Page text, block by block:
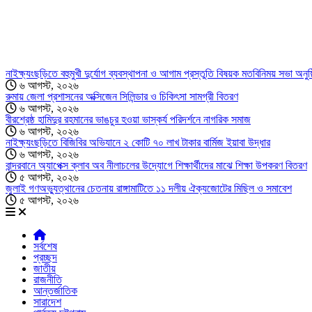
নাইক্ষ্যংছড়িতে বহুমুখী দুর্যোগ ব্যবস্থাপনা ও আগাম প্রস্তুতি বিষয়ক মতবিনিময় সভা
৬ আগস্ট, ২০২৬
রুমায় জেলা প্রশাসনের অক্সিজেন সিলিন্ডার ও চিকিৎসা সামগ্রী বিতরণ
৬ আগস্ট, ২০২৬
বীরশ্রেষ্ঠ হামিদুর রহমানের ভাঙচুর হওয়া ভাস্কর্য পরিদর্শনে নাগরিক সমাজ
৬ আগস্ট, ২০২৬
নাইক্ষ্যংছড়িতে বিজিবির অভিযানে ২ কোটি ৭০ লাখ টাকার বার্মিজ ইয়াবা উদ্ধার
৬ আগস্ট, ২০২৬
বান্দরবানে অ্যাপেক্স ক্লাব অব নীলাচলের উদ্যোগে শিক্ষার্থীদের মাঝে শিক্ষা উপকরণ বিতরণ
৫ আগস্ট, ২০২৬
জুলাই গণঅভ্যুত্থানের চেতনায় রাঙ্গামাটিতে ১১ দলীয় ঐক্যজোটের মিছিল ও সমাবেশ
৫ আগস্ট, ২০২৬
সর্বশেষ
প্রচ্ছদ
জাতীয়
রাজনীতি
আন্তর্জাতিক
সারাদেশ